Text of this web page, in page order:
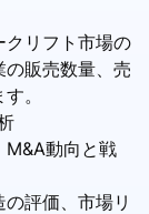
クリフト市場の
販売数量、売
。
M&A動向と戦
評価、市場リ